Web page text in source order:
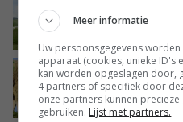
Geen vee
door
VANDAAG, 09:48
Meer informatie
Uw persoonsgegevens
apparaat (cookies, unieke ID's
kan worden opgeslagen door,
4 partners of specifiek door
onze partners kunnen
gebruiken. Lijst met partners.